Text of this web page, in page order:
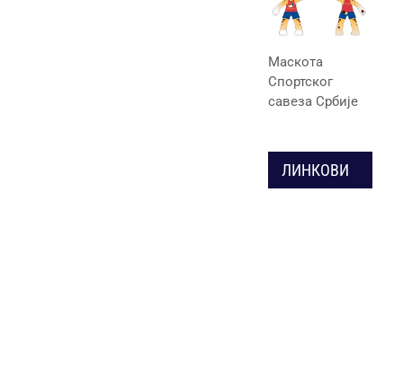
Маскота
Спортског
савеза Србије
ЛИНКОВИ